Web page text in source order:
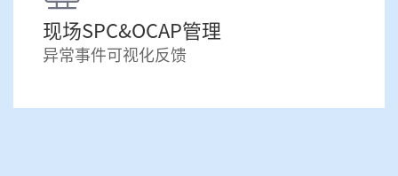
现场SPC&OCAP管理
异常事件可视化反馈